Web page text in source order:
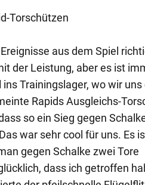
Torschützen
aus dem Spiel
der Leistung, aber es ist
Trainingslager, wo wir uns
Rapids Ausgleichs-
so ein Sieg gegen
war sehr cool für uns. Es
gegen Schalke zwei Tore
dass ich getroffen